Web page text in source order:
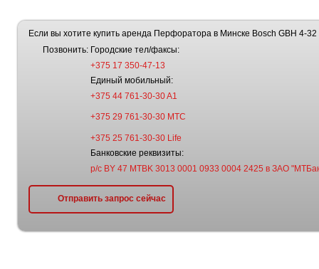
Если вы хотите купить аренда Перфоратора в Минске Bosch GBH 4-
Позвонить: Городские тел/факсы:
+375 17 350-47-13
Единый мобильный:
+375 44 761-30-30 A1
+375 29 761-30-30 МТС
+375 25 761-30-30 Life
Банковские реквизиты:
р/с BY 47 MTBK 3013 0001 0933 0004 2425 в ЗАО
Отправить запрос сейчас